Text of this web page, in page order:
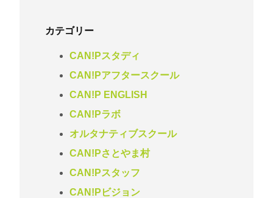
カテゴリー
CAN!Pスタディ
CAN!Pアフタースクール
CAN!P ENGLISH
CAN!Pラボ
オルタナティブスクール
CAN!Pさとやま村
CAN!Pスタッフ
CAN!Pビジョン